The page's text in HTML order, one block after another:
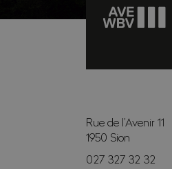
Rue de l’Avenir 11
1950 Sion
027 327 32 32